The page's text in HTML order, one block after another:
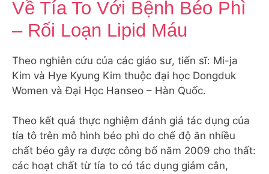
Về Tía To Với Bệnh Béo Phì
– Rối Loạn Lipid Máu
Theo nghiên cứu của các giáo sư, tiến sĩ: Mi-ja
Kim và Hye Kyung Kim thuộc đại học Dongduk
Women và Đại Học Hanseo – Hàn Quốc.
Theo kết quả thực nghiệm đánh giá tác dụng của
tía tô trên mô hình béo phì do chế độ ăn nhiều
chất béo gây ra được công bố năm 2009 cho thất:
các hoạt chất từ tía to có tác dụng giảm cân,